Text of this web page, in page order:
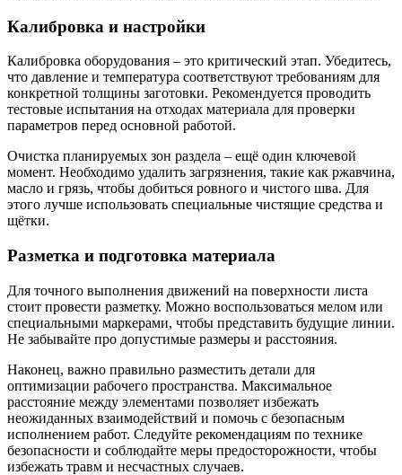
Калибровка и настройки
Калибровка оборудования – это критический этап. Убедитесь,
что давление и температура соответствуют требованиям для
конкретной толщины заготовки. Рекомендуется проводить
тестовые испытания на отходах материала для проверки
параметров перед основной работой.
Очистка планируемых зон раздела – ещё один ключевой
момент. Необходимо удалить загрязнения, такие как ржавчина,
масло и грязь, чтобы добиться ровного и чистого шва. Для
этого лучше использовать специальные чистящие средства и
щётки.
Разметка и подготовка материала
Для точного выполнения движений на поверхности листа
стоит провести разметку. Можно воспользоваться мелом или
специальными маркерами, чтобы представить будущие линии.
Не забывайте про допустимые размеры и расстояния.
Наконец, важно правильно разместить детали для
оптимизации рабочего пространства. Максимальное
расстояние между элементами позволяет избежать
неожиданных взаимодействий и помочь с безопасным
исполнением работ. Следуйте рекомендациям по технике
безопасности и соблюдайте меры предосторожности, чтобы
избежать травм и несчастных случаев.